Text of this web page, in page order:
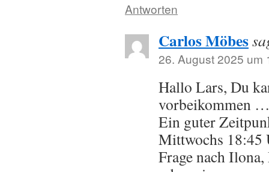
Antworten
Carlos Möbes
26. August 2025 um
Hallo Lars, Du
vorbeikommen
Ein guter
Mittwochs 18:45
Frage nach